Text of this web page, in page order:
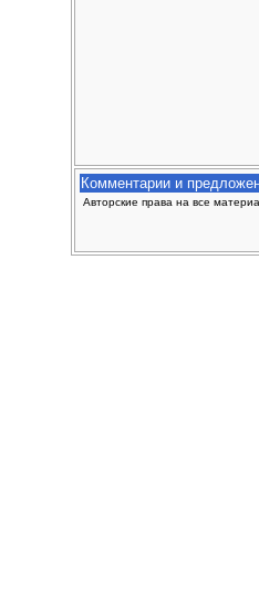
Комментарии и
Авторские права на все